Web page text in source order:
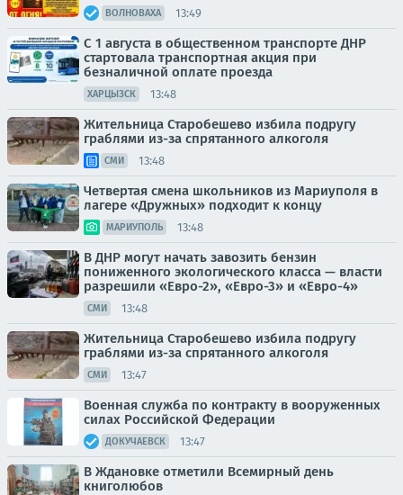
ВОЛНОВАХА 13:49
С 1 августа в общественном транспорте ДНР
стартовала транспортная акция при
безналичной оплате проезда
ХАРЦЫЗСК 13:48
Жительница Старобешево избила подругу
граблями из-за спрятанного алкоголя
СМИ 13:48
Четвертая смена школьников из Мариуполя в
лагере «Дружных» подходит к концу
МАРИУПОЛЬ 13:48
В ДНР могут начать завозить бензин
пониженного экологического класса — власти
разрешили «Евро-2», «Евро-3» и «Евро-4»
СМИ 13:48
Жительница Старобешево избила подругу
граблями из-за спрятанного алкоголя
СМИ 13:47
Военная служба по контракту в вооруженных
силах Российской Федерации
ДОКУЧАЕВСК 13:47
В Ждановке отметили Всемирный день
книголюбов